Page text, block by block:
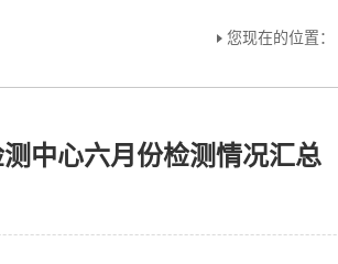
您现在的位置：
中心六月份检测情况汇总